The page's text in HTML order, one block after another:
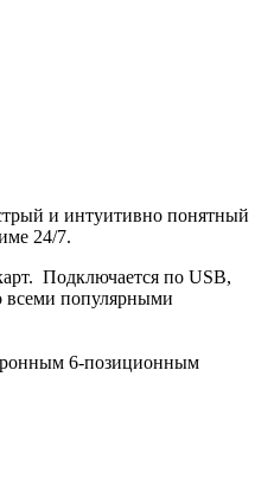
и интуитивно понятный
24/7.
Подключается по USB,
всеми популярными
6-позиционным